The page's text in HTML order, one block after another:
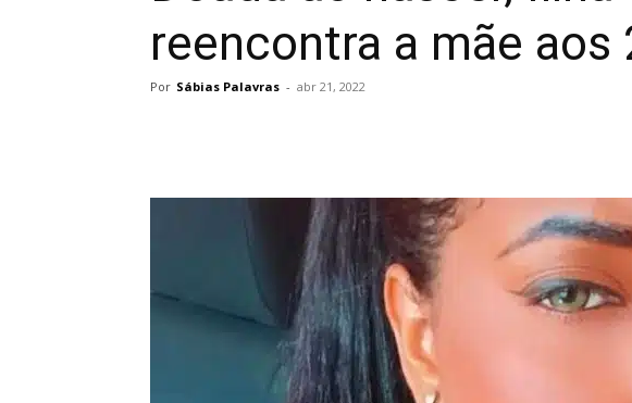
reencontra a mãe aos
Por Sábias Palavras - abr 21, 2022